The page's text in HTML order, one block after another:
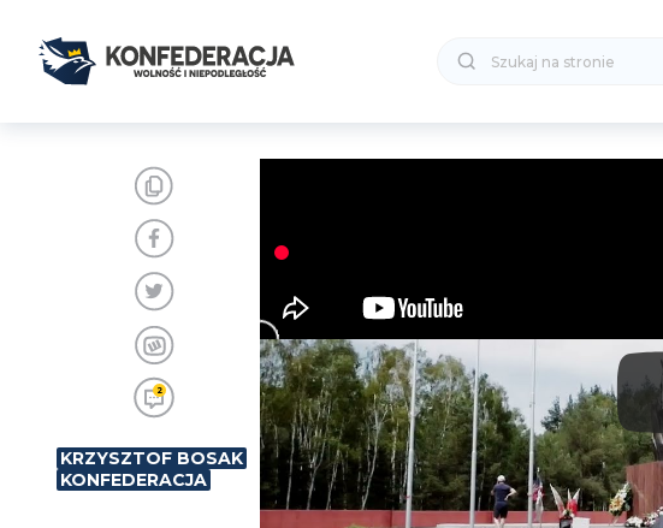
for:
2
KRZYSZTOF BOSAK
KONFEDERACJA